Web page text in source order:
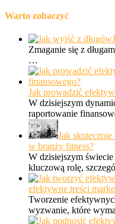
Warto zobaczyć
Zmaganie się z
…
Jak prowadzić
W dzisiejszym
raportowanie
Jak
w branży fitness?
W dzisiejszym
kluczową rolę,
efektywne treści
Tworzenie
wyzwanie, które